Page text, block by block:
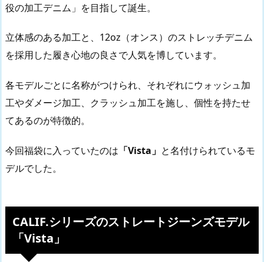
役の加工デニム」を目指して誕生。
立体感のある加工と、12oz（オンス）のストレッチデニム
を採用した履き心地の良さで人気を博しています。
各モデルごとに名称がつけられ、それぞれにウォッシュ加
工やダメージ加工、クラッシュ加工を施し、個性を持たせ
てあるのが特徴的。
今回福袋に入っていたのは 「Vista」 と名付けられているモ
デルでした。
CALIF.シリーズのストレートジーンズモデル
「Vista」